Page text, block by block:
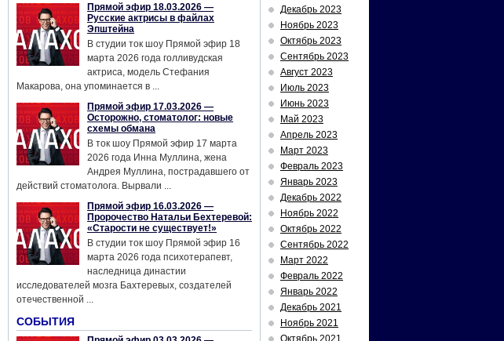
Прямой эфир 18.03.2026 —
Русские актрисы в файлах
Эпштейна
В студии ток шоу Прямой эфир 18
марта 2026 года голливудская
актриса, модель Стефания
Макарова, она упоминается в ...
Прямой эфир 17.03.2026 —
Осторожно, стоматолог: новые
схемы обмана
В ток шоу Прямой эфир 17 марта
2026 года Инна Муллина, жена
Андрея Муллина, пострадавшего от
действий стоматолога. Вырвали ...
Прямой эфир 16.03.2026 —
Пророчество Натальи Бехтеревой:
«Старости не существует!»
В студии ток шоу Прямой эфир 16
марта 2026 года психотерапевт,
наследница династии
исследователей мозга Бахтеревых, создателей
отечественной ...
СОБЫТИЯ
Декабрь 2023
Ноябрь 2023
Октябрь 2023
Сентябрь 2023
Август 2023
Июль 2023
Июнь 2023
Май 2023
Апрель 2023
Март 2023
Февраль 2023
Январь 2023
Декабрь 2022
Ноябрь 2022
Октябрь 2022
Сентябрь 2022
Март 2022
Февраль 2022
Январь 2022
Декабрь 2021
Ноябрь 2021
Октябрь 2021